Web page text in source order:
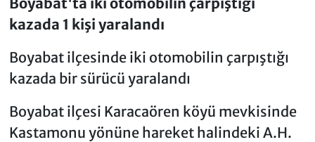
kazada 1 kişi yaralandı
Boyabat ilçesinde iki otomobilin çarpıştığı
kazada bir sürücü yaralandı
Boyabat ilçesi Karacaören köyü mevkisinde
Kastamonu yönüne hareket halindeki A.H.